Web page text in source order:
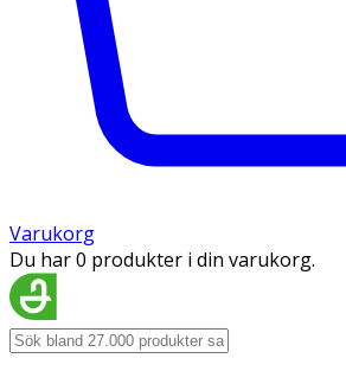
Varukorg
Du har 0 produkter i din varukorg.